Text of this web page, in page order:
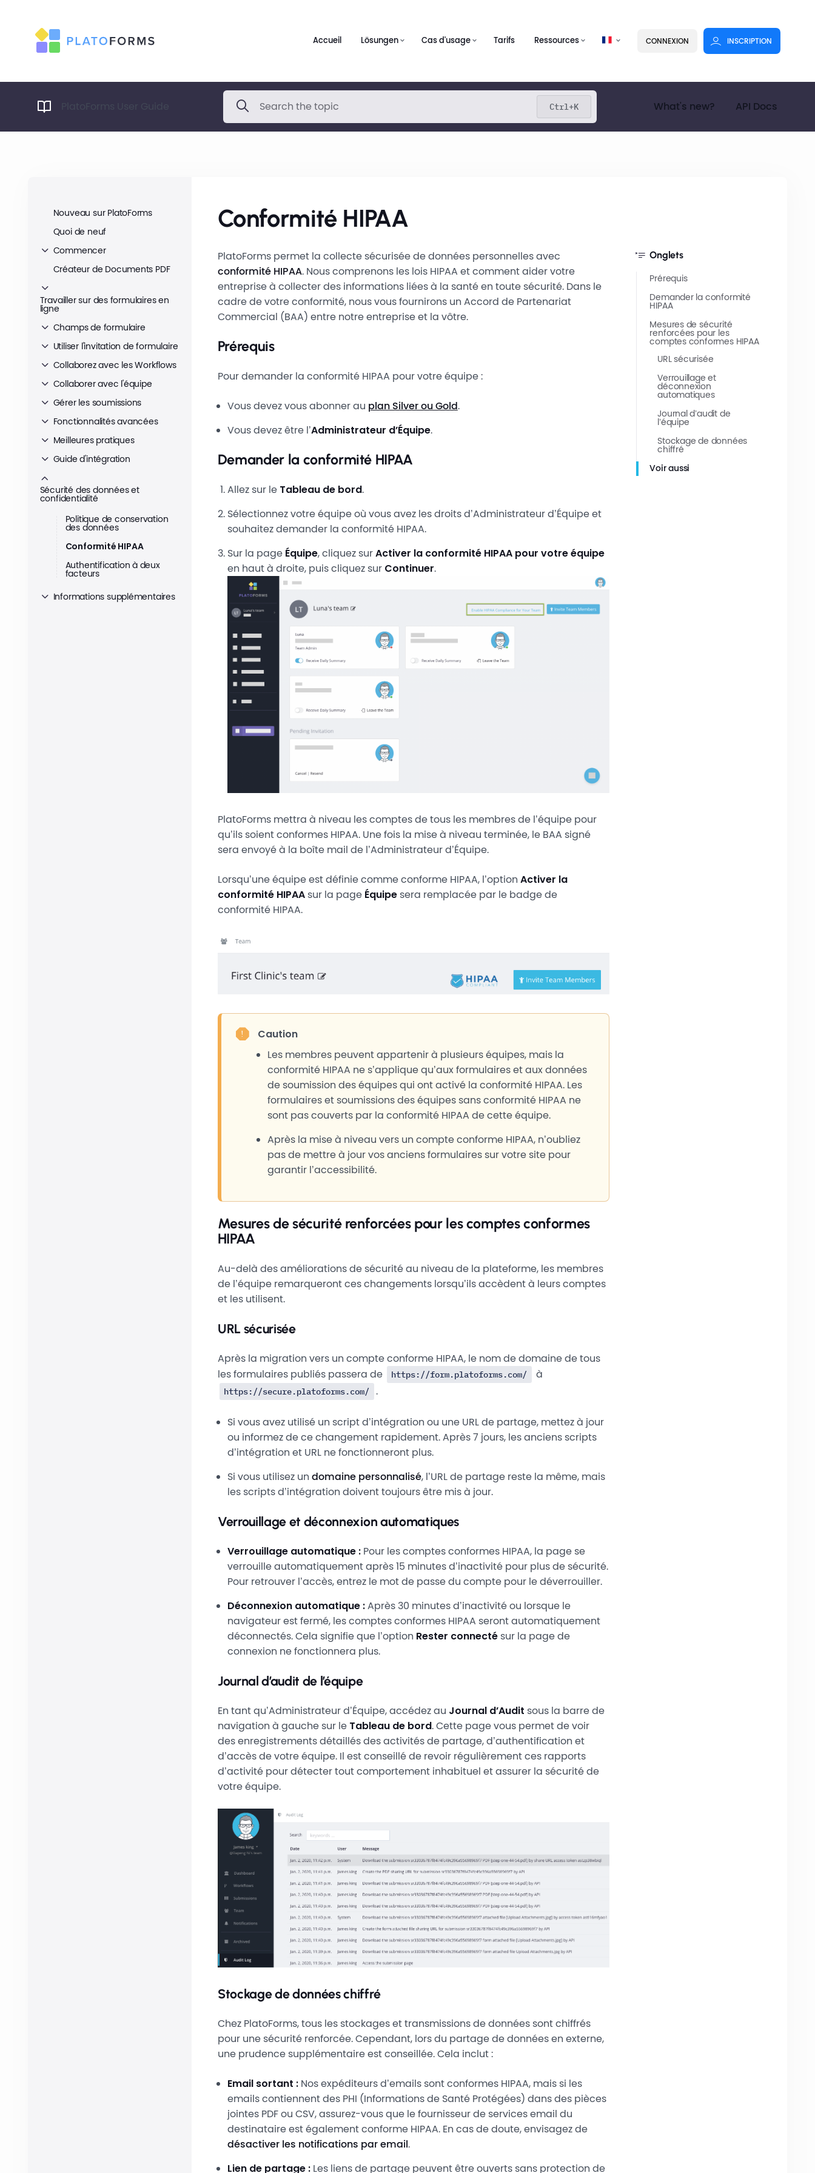
Accueil Lösungen Cas d'usage Tarifs Ressources CONNEXION INSCRIPTION
PlatoForms User Guide Ctrl+K What's new? API Docs
Nouveau sur PlatoForms
Quoi de neuf
Commencer
Créateur de Documents PDF
Travailler sur des formulaires en
ligne
Champs de formulaire
Utiliser l'invitation de formulaire
Collaborez avec les Workflows
Collaborer avec l'équipe
Gérer les soumissions
Fonctionnalités avancées
Meilleures pratiques
Guide d'intégration
Sécurité des données et
confidentialité
Politique de conservation
des données
Conformité HIPAA
Authentification à deux
facteurs
Informations supplémentaires
Conformité HIPAA
Onglets
Prérequis
Demander la conformité
HIPAA
Mesures de sécurité
renforcées pour les
comptes conformes HIPAA
URL sécurisée
Verrouillage et
déconnexion
automatiques
Journal d’audit de
l’équipe
Stockage de données
chiffré
Voir aussi
PlatoForms permet la collecte sécurisée de données personnelles avec
conformité HIPAA. Nous comprenons les lois HIPAA et comment aider votre
entreprise à collecter des informations liées à la santé en toute sécurité. Dans le
cadre de votre conformité, nous vous fournirons un Accord de Partenariat
Commercial (BAA) entre notre entreprise et la vôtre.
Prérequis
Pour demander la conformité HIPAA pour votre équipe :
Vous devez vous abonner au plan Silver ou Gold.
Vous devez être l’Administrateur d’Équipe.
Demander la conformité HIPAA
Allez sur le Tableau de bord.
Sélectionnez votre équipe où vous avez les droits d’Administrateur d’Équipe et
souhaitez demander la conformité HIPAA.
Sur la page Équipe, cliquez surActiver la conformité HIPAA pour votre équipe
en haut à droite, puis cliquez sur Continuer.
PlatoForms mettra à niveau les comptes de tous les membres de l’équipe pour
qu’ils soient conformes HIPAA. Une fois la mise à niveau terminée, le BAA signé
sera envoyé à la boîte mail de l’Administrateur d’Équipe.
Lorsqu’une équipe est définie comme conforme HIPAA, l’option Activer la
conformité HIPAAsur la page Équipesera remplacée par le badge de
conformité HIPAA.
Caution
Les membres peuvent appartenir à plusieurs équipes, mais la
conformité HIPAA ne s’applique qu’aux formulaires et aux données
de soumission des équipes qui ont activé la conformité HIPAA. Les
formulaires et soumissions des équipes sans conformité HIPAA ne
sont pas couverts par la conformité HIPAA de cette équipe.
Après la mise à niveau vers un compte conforme HIPAA, n’oubliez
pas de mettre à jour vos anciens formulaires sur votre site pour
garantir l’accessibilité.
Mesures de sécurité renforcées pour les comptes conformes
HIPAA
Au-delà des améliorations de sécurité au niveau de la plateforme, les membres
de l’équipe remarqueront ces changements lorsqu’ils accèdent à leurs comptes
et les utilisent.
URL sécurisée
Après la migration vers un compte conforme HIPAA, le nom de domaine de tous
les formulaires publiés passera de
https://form.platoforms.com/ à
https://secure.platoforms.com/ .
Si vous avez utilisé un script d’intégration ou une URL de partage, mettez à jour
ou informez de ce changement rapidement. Après 7 jours, les anciens scripts
d’intégration et URL ne fonctionneront plus.
Si vous utilisez un domaine personnalisé, l’URL de partage reste la même, mais
les scripts d’intégration doivent toujours être mis à jour.
Verrouillage et déconnexion automatiques
Verrouillage automatique :Pour les comptes conformes HIPAA, la page se
verrouille automatiquement après 15 minutes d’inactivité pour plus de sécurité.
Pour retrouver l’accès, entrez le mot de passe du compte pour le déverrouiller.
Déconnexion automatique :Après 30 minutes d’inactivité ou lorsque le
navigateur est fermé, les comptes conformes HIPAA seront automatiquement
déconnectés. Cela signifie que l’option Rester connectésur la page de
connexion ne fonctionnera plus.
Journal d’audit de l’équipe
En tant qu’Administrateur d’Équipe, accédez au Journal d’Audit sous la barre de
navigation à gauche sur le Tableau de bord. Cette page vous permet de voir
des enregistrements détaillés des activités de partage, d’authentification et
d’accès de votre équipe. Il est conseillé de revoir régulièrement ces rapports
d’activité pour détecter tout comportement inhabituel et assurer la sécurité de
votre équipe.
Stockage de données chiffré
Chez PlatoForms, tous les stockages et transmissions de données sont chiffrés
pour une sécurité renforcée. Cependant, lors du partage de données en externe,
une prudence supplémentaire est conseillée. Cela inclut :
Email sortant :Nos expéditeurs d’emails sont conformes HIPAA, mais si les
emails contiennent des PHI (Informations de Santé Protégées) dans des pièces
jointes PDF ou CSV, assurez-vous que le fournisseur de services email du
destinataire est également conforme HIPAA. En cas de doute, envisagez de
désactiver les notifications par email.
Lien de partage :Les liens de partage peuvent être ouverts sans protection de